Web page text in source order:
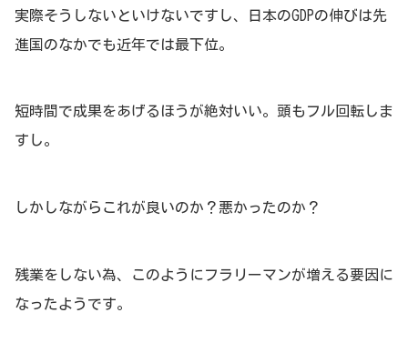
実際そうしないといけないですし、日本のGDPの伸びは先
進国のなかでも近年では最下位。
短時間で成果をあげるほうが絶対いい。頭もフル回転しま
すし。
しかしながらこれが良いのか？悪かったのか？
残業をしない為、このようにフラリーマンが増える要因に
なったようです。